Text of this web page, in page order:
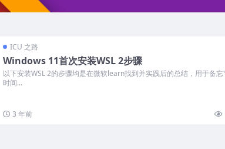
ICU 之路
Windows 11首次安装WSL 2步骤
以下安装WSL 2的步骤均是在微软learn找到并实践后的总结，用于备
时间...
3 年前